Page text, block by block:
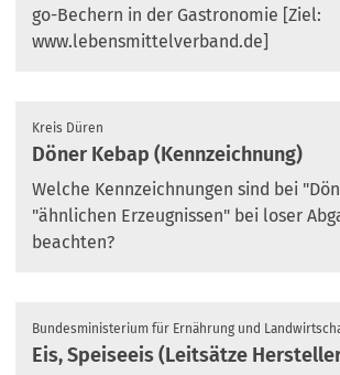
go-Bechern in der Gastronomie [Ziel:
www.lebensmittelverband.de]
Kreis Düren
Döner Kebap (Kennzeichnung)
Welche Kennzeichnungen sind bei
"ähnlichen Erzeugnissen" bei loser
beachten?
Bundesministerium für Ernährung und
Eis, Speiseeis (Leitsätze